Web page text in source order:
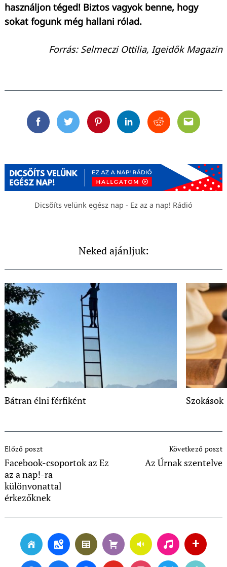
használjon téged! Biztos vagyok benne, hogy
sokat fogunk még hallani rólad.
Forrás: Selmeczi Ottilia, Igeidők Magazin
FacebookTwitterPinterestLinkedinRedditEmail
Dicsőíts velünk egész nap - Ez az a nap! Rádió
Neked ajánljuk:
Bátran élni férfiként Szokások
Navigation
Előző poszt
Facebook-csoportok az Ez
az a nap!-ra
különvonattal
érkezőknek
Következő poszt
Az Úrnak szentelve